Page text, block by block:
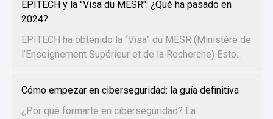
EPITECH y la "Visa du MESR": ¿Qué ha pasado en
2024?
EPITECH ha obtenido la “Visa” du MESR (Ministère de
l’Enseignement Supérieur et de la Recherche) Esto...
Cómo empezar en ciberseguridad: la guía definitiva
¿Por qué formarte en ciberseguridad? La